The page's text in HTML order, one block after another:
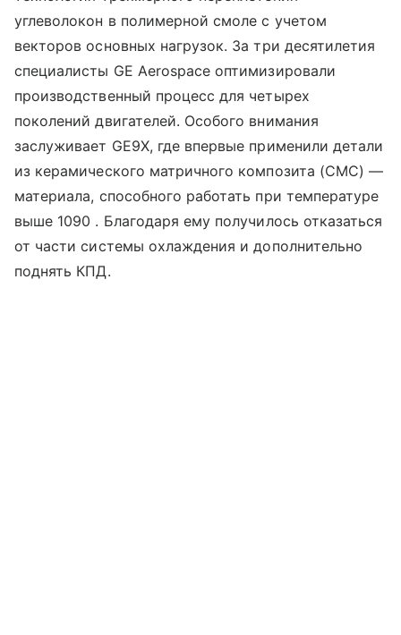
углеволокон в полимерной смоле с учетом
векторов основных нагрузок. За три десятилетия
специалисты GE Aerospace оптимизировали
производственный процесс для четырех
поколений двигателей. Особого внимания
заслуживает GE9X, где впервые применили детали
из керамического матричного композита (CMC) —
материала, способного работать при температуре
выше 1090 . Благодаря ему получилось отказаться
от части системы охлаждения и дополнительно
поднять КПД.